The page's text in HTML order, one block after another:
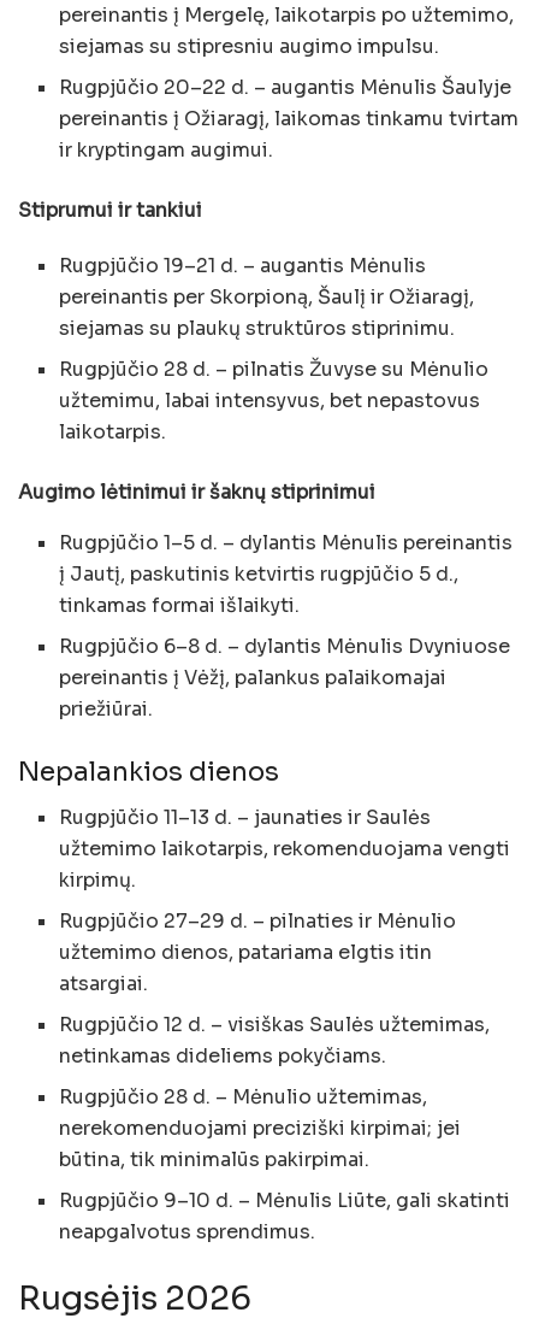
pereinantis į Mergelę, laikotarpis po užtemimo,
siejamas su stipresniu augimo impulsu.
Rugpjūčio 20–22 d. – augantis Mėnulis Šaulyje
pereinantis į Ožiaragį, laikomas tinkamu tvirtam
ir kryptingam augimui.
Stiprumui ir tankiui
Rugpjūčio 19–21 d. – augantis Mėnulis
pereinantis per Skorpioną, Šaulį ir Ožiaragį,
siejamas su plaukų struktūros stiprinimu.
Rugpjūčio 28 d. – pilnatis Žuvyse su Mėnulio
užtemimu, labai intensyvus, bet nepastovus
laikotarpis.
Augimo lėtinimui ir šaknų stiprinimui
Rugpjūčio 1–5 d. – dylantis Mėnulis pereinantis
į Jautį, paskutinis ketvirtis rugpjūčio 5 d.,
tinkamas formai išlaikyti.
Rugpjūčio 6–8 d. – dylantis Mėnulis Dvyniuose
pereinantis į Vėžį, palankus palaikomajai
priežiūrai.
Nepalankios dienos
Rugpjūčio 11–13 d. – jaunaties ir Saulės
užtemimo laikotarpis, rekomenduojama vengti
kirpimų.
Rugpjūčio 27–29 d. – pilnaties ir Mėnulio
užtemimo dienos, patariama elgtis itin
atsargiai.
Rugpjūčio 12 d. – visiškas Saulės užtemimas,
netinkamas dideliems pokyčiams.
Rugpjūčio 28 d. – Mėnulio užtemimas,
nerekomenduojami preciziški kirpimai; jei
būtina, tik minimalūs pakirpimai.
Rugpjūčio 9–10 d. – Mėnulis Liūte, gali skatinti
neapgalvotus sprendimus.
Rugsėjis 2026